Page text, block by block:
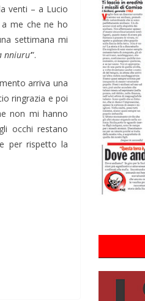
venti – a Lucio
me che ne ho
settimana mi
nniuru’”.
arriva una
ringrazia e poi
non mi hanno
occhi restano
per rispetto la